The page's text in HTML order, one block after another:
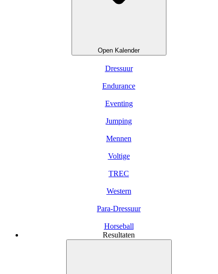
Open Kalender
Dressuur
Endurance
Eventing
Jumping
Mennen
Voltige
TREC
Western
Para-Dressuur
Horseball
Resultaten